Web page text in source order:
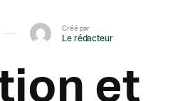
Créé par
Le rédacteur
et